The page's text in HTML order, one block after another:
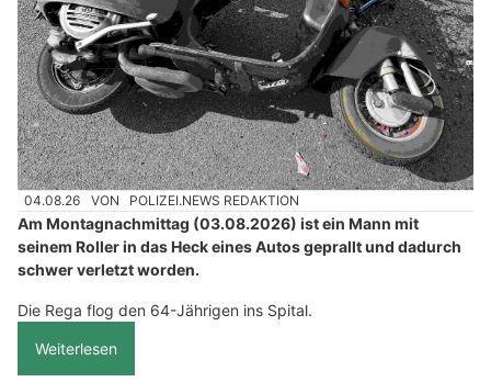
04.08.26 VON POLIZEI.NEWS REDAKTION
Am Montagnachmittag (03.08.2026) ist ein Mann mit
seinem Roller in das Heck eines Autos geprallt und dadurch
schwer verletzt worden.
Die Rega flog den 64-Jährigen ins Spital.
Weiterlesen